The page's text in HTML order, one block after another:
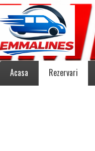
Acasa Rezervari